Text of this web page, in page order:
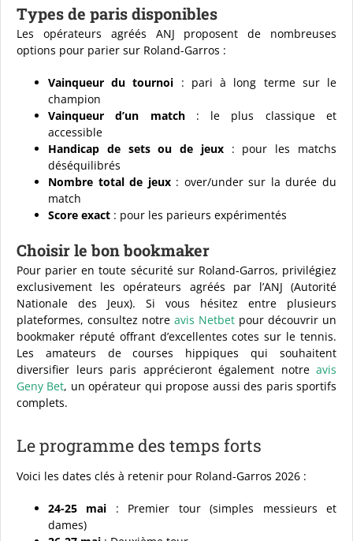
Types de paris disponibles
Les opérateurs agréés ANJ proposent de nombreuses
options pour parier sur Roland-Garros :
Vainqueur du tournoi : pari à long terme sur le
champion
Vainqueur d’un match: le plus classique et
accessible
Handicap de sets ou de jeux: pour les matchs
déséquilibrés
Nombre total de jeux: over/under sur la durée du
match
Score exact : pour les parieurs expérimentés
Choisir le bon bookmaker
Pour parier en toute sécurité sur Roland-Garros, privilégiez
exclusivement les opérateurs agréés par l’ANJ (Autorité
Nationale des Jeux). Si vous hésitez entre plusieurs
plateformes, consultez notre avis Netbet pour découvrir un
bookmaker réputé offrant d’excellentes cotes sur le tennis.
Les amateurs de courses hippiques qui souhaitent
diversifier leurs paris apprécieront également notre avis
Geny Bet, un opérateur qui propose aussi des paris sportifs
complets.
Le programme des temps forts
Voici les dates clés à retenir pour Roland-Garros 2026 :
24-25 mai : Premier tour (simples messieurs et
dames)